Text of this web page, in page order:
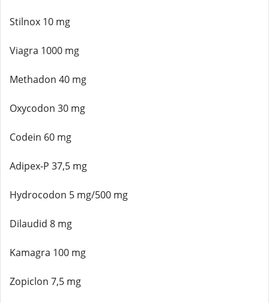
Stilnox 10 mg
Viagra 1000 mg
Methadon 40 mg
Oxycodon 30 mg
Codein 60 mg
Adipex-P 37,5 mg
Hydrocodon 5 mg/500 mg
Dilaudid 8 mg
Kamagra 100 mg
Zopiclon 7,5 mg